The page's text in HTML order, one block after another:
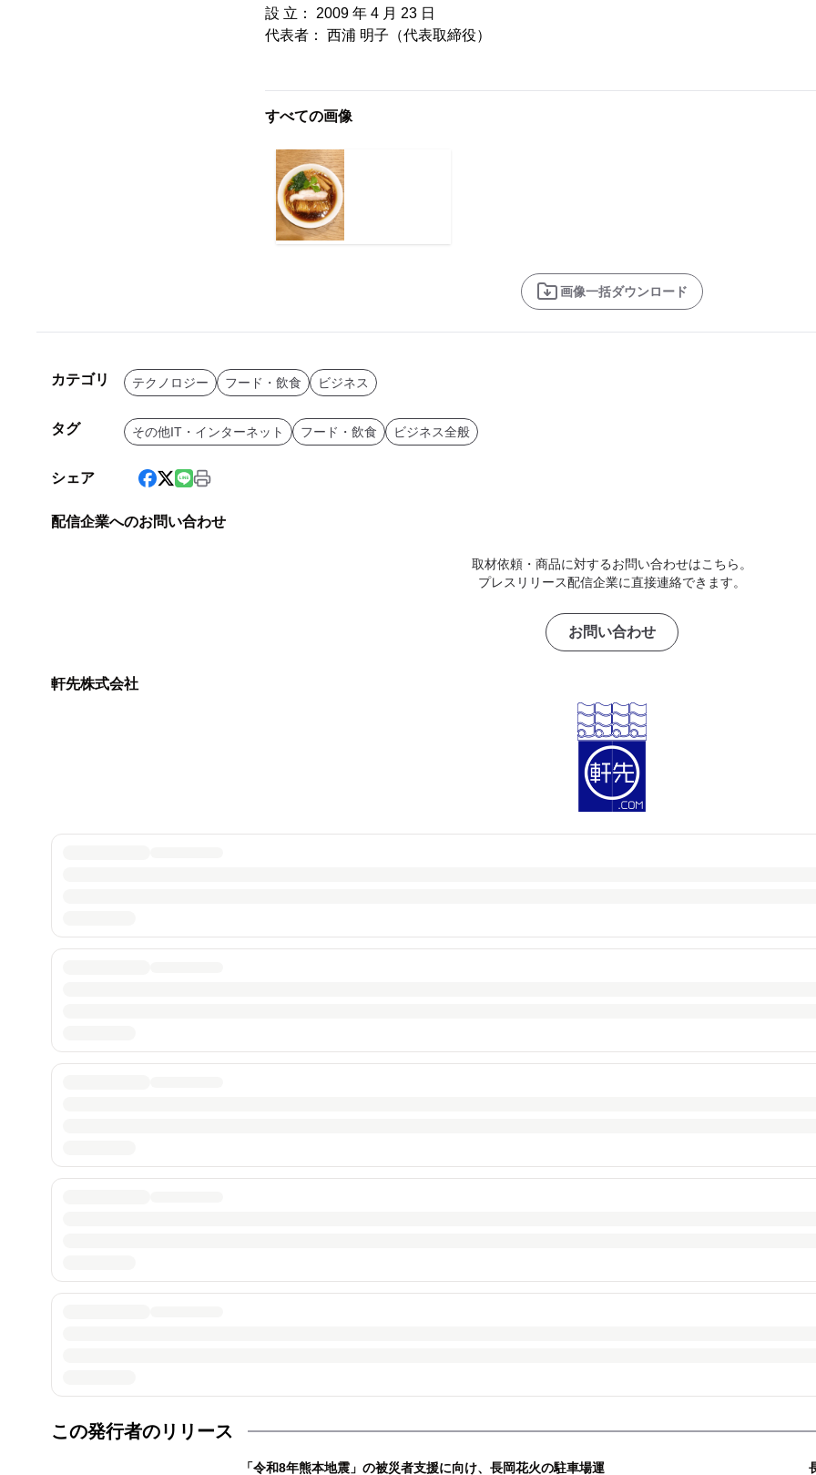
設 立： 2009 年 4 月 23 日
代表者： 西浦 明子（代表取締役）
すべての画像
画像一括ダウンロード
カテゴリ テクノロジー フード・飲食 ビジネス
タグ その他IT・インターネット フード・飲食 ビジネス全般
シェア
配信企業へのお問い合わせ
取材依頼・商品に対するお問い合わせはこちら。
プレスリリース配信企業に直接連絡できます。
お問い合わせ
軒先株式会社
この発行者のリリース
「令和8年熊本地震」の被災者支援に向け、長岡花火の駐車場運